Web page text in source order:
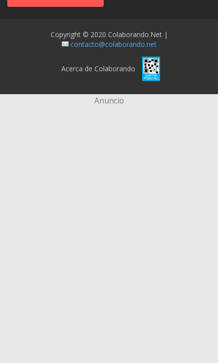
Copyright © 2020 Colaborando.net |
contacto@colaborando.net
Acerca de Colaborando
Anuncio